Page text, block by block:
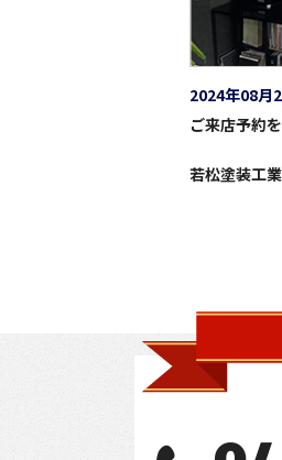
2024年08月
ご来店予約